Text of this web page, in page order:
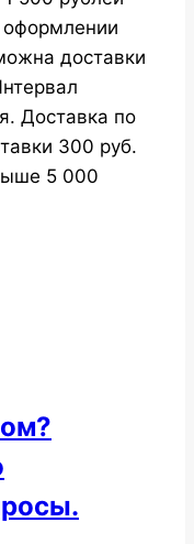
доставки
Доставка по
300 руб.
5 000